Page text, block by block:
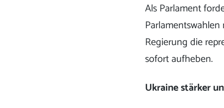
Als Parlament
Regierung die
sofort aufheben.
Ukraine stärker